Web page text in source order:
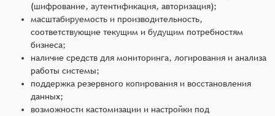
(шифрование, аутентификация, авторизация);
масштабируемость и производительность,
соответствующие текущим и будущим потребностям
бизнеса;
наличие средств для мониторинга, логирования и анализа
работы системы;
поддержка резервного копирования и восстановления
данных;
возможности кастомизации и настройки под